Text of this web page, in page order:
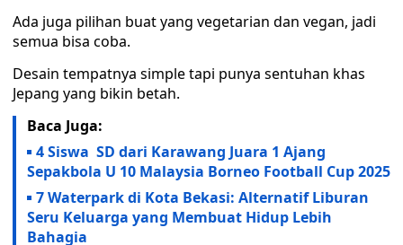
Ada juga pilihan buat yang vegetarian dan vegan, jadi
semua bisa coba.
Desain tempatnya simple tapi punya sentuhan khas
Jepang yang bikin betah.
Baca Juga:
4 Siswa SD dari Karawang Juara 1 Ajang
Sepakbola U 10 Malaysia Borneo Football Cup 2025
7 Waterpark di Kota Bekasi: Alternatif Liburan
Seru Keluarga yang Membuat Hidup Lebih
Bahagia